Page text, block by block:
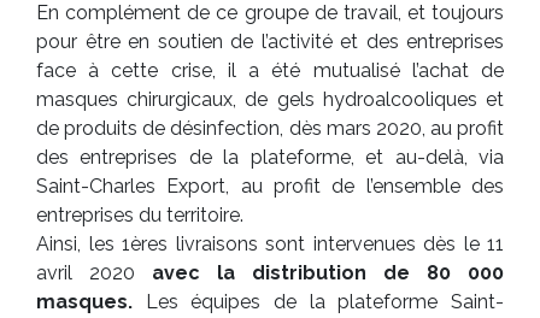
En complément de ce groupe de travail, et toujours
pour être en soutien de l’activité et des entreprises
face à cette crise, il a été mutualisé l’achat de
masques chirurgicaux, de gels hydroalcooliques et
de produits de désinfection, dès mars 2020, au profit
des entreprises de la plateforme, et au-delà, via
Saint-Charles Export, au profit de l’ensemble des
entreprises du territoire.
Ainsi, les 1ères livraisons sont intervenues dès le 11
avril 2020 avec la distribution de 80 000
masques. Les équipes de la plateforme Saint-